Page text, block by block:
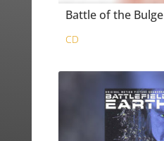
Battle of the Bulge
CD